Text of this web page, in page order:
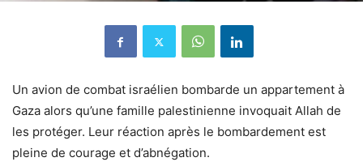
Un avion de combat israélien bombarde un appartement à
Gaza alors qu’une famille palestinienne invoquait Allah de
les protéger. Leur réaction après le bombardement est
pleine de courage et d’abnégation.